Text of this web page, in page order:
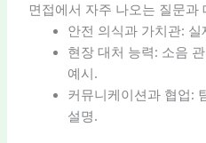
면접에서 자주 나오는 질문과
안전 의식과 가치관:
현장 대처 능력: 소음
예시.
커뮤니케이션과 협업:
설명.